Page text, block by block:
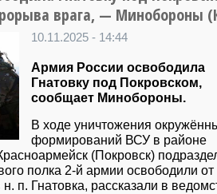
врага, — Минобороны
10.11.2025 - 14:44
Армия России освободила
Гнатовку под Покровском,
сообщает Минобороны.
В ходе уничтожения
формирований ВСУ в районе
(Покровск)
полка 2-й армии освободили от
п. Гнатовка, рассказали в